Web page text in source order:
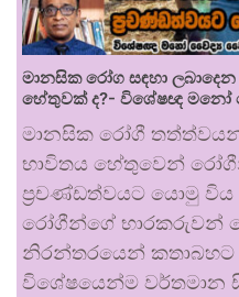
මානසික රෝග සඳහා
හේතුවක් ද?- විශේෂඥ
මානසික රෝගී
භාවිතය හේතුවෙන්
ප්‍රචණ්ඩත්වයට යොමු විය
රෝගීන්ගේ භාරකරුවන්
නිරන්තරයෙන් කතාබහට
විශේෂයෙන්ම වර්තමාන